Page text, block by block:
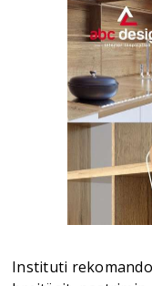
Instituti